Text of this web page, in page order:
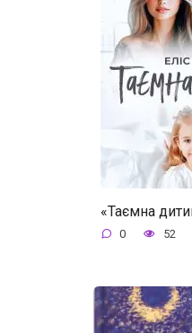
«Таємна
0 52